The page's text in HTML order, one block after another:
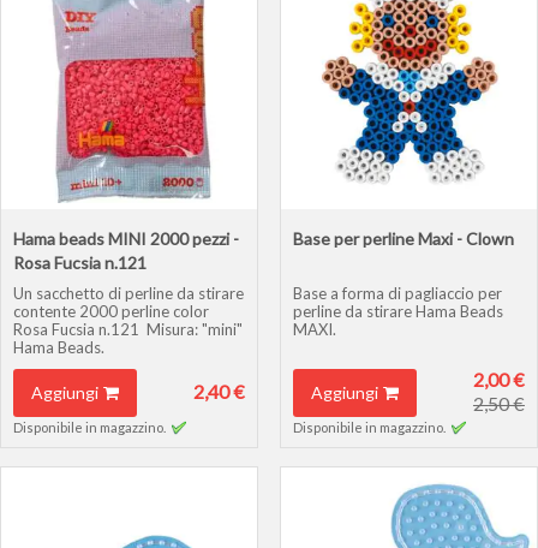
Hama beads MINI 2000 pezzi -
Rosa Fucsia n.121
Un sacchetto di perline da stirare
contente 2000 perline color
Rosa Fucsia n.121 Misura: "mini"
Hama Beads.
Aggiungi 2,40 €
Disponibile in magazzino.
Base per perline Maxi - Clown
Base a forma di pagliaccio per
perline da stirare Hama Beads
MAXI.
Aggiungi
2,00 €
2,50 €
Disponibile in magazzino.